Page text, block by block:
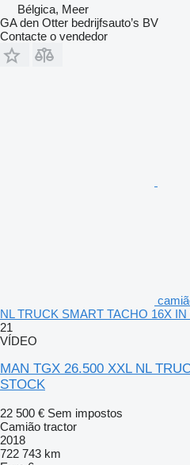
Bélgica, Meer
GA den Otter bedrijfsauto’s BV
Contacte o vendedor
NL TRUCK SMART TACHO 16X IN
21
VÍDEO
MAN TGX 26.500 XXL NL
STOCK
22 500 € Sem impostos
Camião tractor
2018
722 743 km